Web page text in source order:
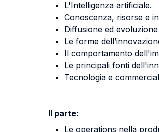
L'Intelligenza artificiale.
Conoscenza, risorse e
Diffusione ed
Le forme
Il comportamento
Le principali fonti
Tecnologia e
II parte:
Le operations nella